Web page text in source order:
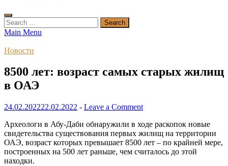
Search
for:
Main Menu
Новости
8500 лет: возраст самых старых жилищ
в ОАЭ
24.02.202222.02.2022 - Leave a Comment
Археологи в Абу-Даби обнаружили в ходе раскопок новые
свидетельства существования первых жилищ на территории
ОАЭ, возраст которых превышает 8500 лет – по крайней мере,
построенных на 500 лет раньше, чем считалось до этой
находки.